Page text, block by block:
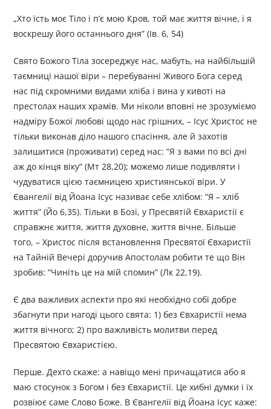
„Хто їсть моє Тіло і п’є мою Кров, той має життя вічне, і я
воскрешу його останнього дня” (Ів. 6, 54)
Свято Божого Тіла зосереджує нас, мабуть, на найбільшій
таємниці нашої віри – перебуванні Живого Бога серед
нас під скромними видами хліба і вина у кивоті на
престолах наших храмів. Ми ніколи вповні не зрозуміємо
надміру Божої любові щодо нас грішних, – Ісус Христос не
тільки виконав діло нашого спасіння, але й захотів
залишитися (проживати) серед нас: “Я з вами по всі дні
аж до кінця віку” (Мт 28,20); можемо лише подивляти і
чудуватися цією таємницею християнської віри. У
Євангелії від Йоана Ісус називає себе хлібом: “Я – хліб
життя” (Йо 6,35). Тільки в Бозі, у Пресвятій Євхаристії є
справжнє життя, життя духовне, життя вічне. Більше
того, – Христос після встановлення Пресвятої Євхаристії
на Тайній Вечері доручив Апостолам робити те що Він
зробив: “Чиніть це на мій спомин” (Лк 22,19).
Є два важливих аспекти про які необхідно собі добре
збагнути при нагоді цього свята: 1) без Євхаристії нема
життя вічного; 2) про важливість молитви перед
Пресвятою Євхаристією.
Перше. Дехто скаже: а навіщо мені причащатися або я
маю стосунок з Богом і без Євхаристії. Це хибні думки і їх
розвіює саме Слово Боже. В Євангелії від Йоана Ісус каже: